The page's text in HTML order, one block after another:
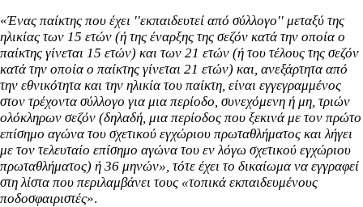
«Ένας παίκτης που έχει ''εκπαιδευτεί από σύλλογο'' μεταξύ της
ηλικίας των 15 ετών (ή της έναρξης της σεζόν κατά την οποία ο
παίκτης γίνεται 15 ετών) και των 21 ετών (ή του τέλους της σεζόν
κατά την οποία ο παίκτης γίνεται 21 ετών) και, ανεξάρτητα από
την εθνικότητα και την ηλικία του παίκτη, είναι εγγεγραμμένος
στον τρέχοντα σύλλογο για μια περίοδο, συνεχόμενη ή μη, τριών
ολόκληρων σεζόν (δηλαδή, μια περίοδος που ξεκινά με τον πρώτο
επίσημο αγώνα του σχετικού εγχώριου πρωταθλήματος και λήγει
με τον τελευταίο επίσημο αγώνα του εν λόγω σχετικού εγχώριου
πρωταθλήματος) ή 36 μηνών», τότε έχει το δικαίωμα να εγγραφεί
στη λίστα που περιλαμβάνει τους «τοπικά εκπαιδευμένους
ποδοσφαιριστές».